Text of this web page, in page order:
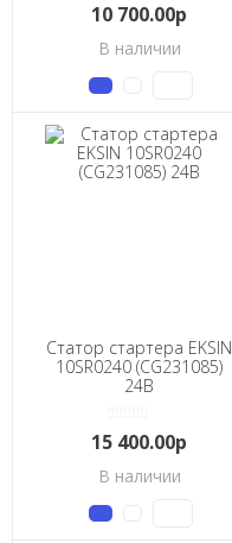
10 700.00р
В наличии
Статор стартера EKSIN
10SR0240 (CG231085)
24В
15 400.00р
В наличии